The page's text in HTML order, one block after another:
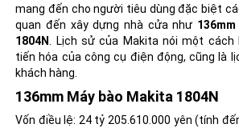
mang đến cho người tiêu dùng đặc biệt
quan đến xây dựng nhà cửa như
1804N . Lịch sử của Makita nói một
tiến hóa của công cụ điện động, cũng là
khách hàng.
136mm Máy bào Makita 1804N
Vốn điều lệ: 24 tỷ 205.610.000 yên (tính